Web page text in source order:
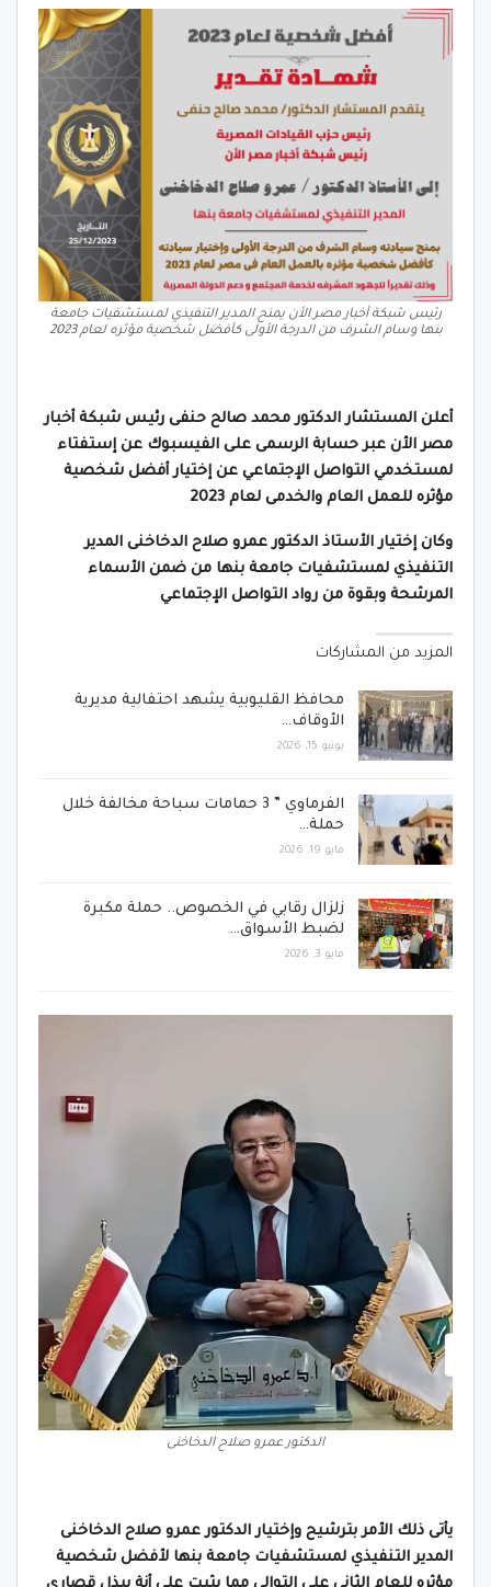
رئيس شبكة أخبار مصر الأن يمنح المدير التنفيذي لمستشفيات جامعة
بنها وسام الشرف من الدرجة الأولى كأفضل شخصية مؤثره لعام 2023
أعلن المستشار الدكتور محمد صالح حنفى رئيس شبكة أخبار
مصر الأن عبر حسابة الرسمى على الفيسبوك عن إستفتاء
لمستخدمي التواصل الإجتماعي عن إختيار أفضل شخصية
مؤثره للعمل العام والخدمى لعام 2023
وكان إختيار الأستاذ الدكتور عمرو صلاح الدخاخنى المدير
التنفيذي لمستشفيات جامعة بنها من ضمن الأسماء
المرشحة وبقوة من رواد التواصل الإجتماعي
المزيد من المشاركات
محافظ القليوبية يشهد احتفالية مديرية
الأوقاف…
يونيو 15, 2026
الفرماوي ” 3 حمامات سباحة مخالفة خلال
حملة…
مايو 19, 2026
زلزال رقابي في الخصوص.. حملة مكبرة
لضبط الأسواق…
مايو 3, 2026
الدكتور عمرو صلاح الدخاخنى
يأتى ذلك الأمر بترشيح وإختيار الدكتور عمرو صلاح الدخاخنى
المدير التنفيذي لمستشفيات جامعة بنها لأفضل شخصية